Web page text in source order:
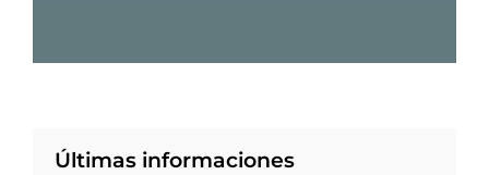
Últimas informaciones